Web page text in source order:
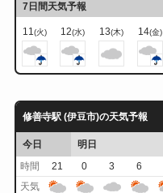
7日間天気予報
11(火) 12(水) 13(木) 14(金)
修善寺駅 (伊豆市)の天気予報
今日 明日
時間
21 0 3 6
天気